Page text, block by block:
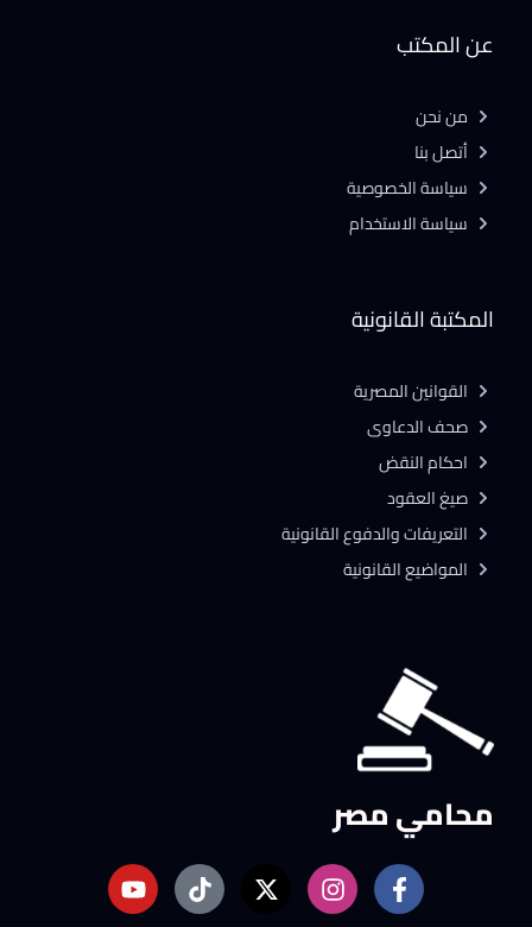
محامي مصر
المكتبة القانونية
القوانين المصرية
صحف الدعاوى
احكام النقض
صيغ العقود
التعريفات والدفوع القانونية
المواضيع القانونية
عن المكتب
من نحن
أتصل بنا
سياسة الخصوصية
سياسة الاستخدام